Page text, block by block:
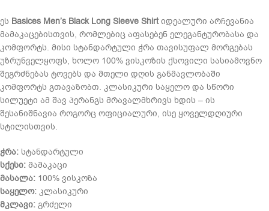
ეს Basices Men’s Black Long Sleeve Shirtიდეალური არჩევანია
მამაკაცებისთვის, რომლებიც აფასებენ ელეგანტურობასა და
კომფორტს. მისი სტანდარტული ჭრა თავისუფალ მორგებას
უზრუნველყოფს, ხოლო 100% ვისკოზის ქსოვილი სასიამოვნო
შეგრძნებას ტოვებს და მთელი დღის განმავლობაში
კომფორტს გთავაზობთ. კლასიკური საყელო და სწორი
სილუეტი ამ შავ პერანგს მრავალმხრივს ხდის – ის
შესანიშნავია როგორც ოფიციალური, ისე ყოველდღიური
სტილისთვის.
ჭრა: სტანდარტული
სქესი: მამაკაცი
მასალა: 100% ვისკოზა
საყელო: კლასიკური
მკლავი: გრძელი